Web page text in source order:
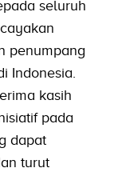
seluruh
penumpang
Indonesia.
kasih
pada
dapat
turut